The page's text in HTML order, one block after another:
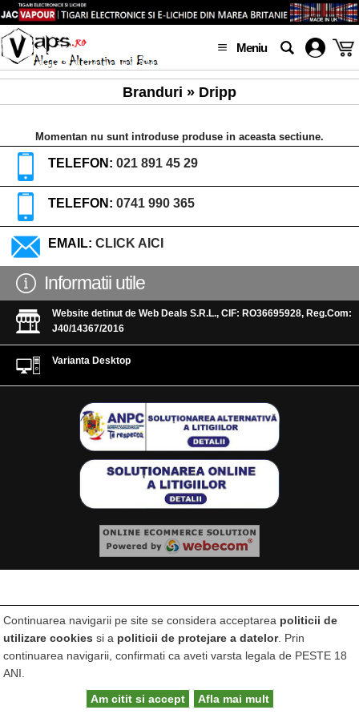
Continuarea navigarii pe site se considera acceptarea politicii de
utilizare cookies si a politicii de protejare a datelor. Prin
continuarea navigarii, confirmati ca aveti varsta legala de PESTE 18
ANI.
Am citit si accept
Afla mai mult
Meniu
Branduri » Dripp
Momentan nu sunt introduse produse in aceasta sectiune.
TELEFON: 021 891 45 29
TELEFON: 0741 990 365
EMAIL: CLICK AICI
Informatii utile
Website detinut de Web Deals S.R.L., CIF: RO36695928, Reg.Com:
J40/14367/2016
Varianta Desktop